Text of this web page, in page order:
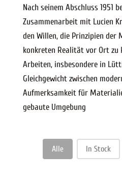
Nach seinem Abschluss 1951
Zusammenarbeit mit Lucien
den Willen, die Prinzipien der
konkreten Realität vor Ort zu
Arbeiten, insbesondere in
Gleichgewicht zwischen
Aufmerksamkeit für
gebaute Umgebung
Filtre stock
Alle In Stock